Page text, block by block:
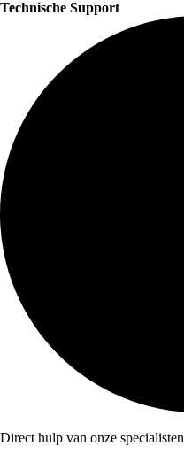
Technische Support
Direct hulp van onze specialisten